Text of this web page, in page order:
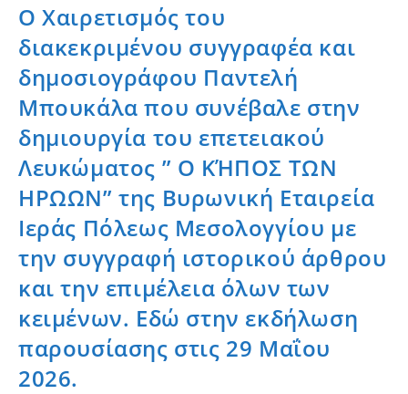
Ο Χαιρετισμός του
διακεκριμένου συγγραφέα και
δημοσιογράφου Παντελή
Μπουκάλα που συνέβαλε στην
δημιουργία του επετειακού
Λευκώματος ” Ο ΚΉΠΟΣ ΤΩΝ
ΗΡΩΩΝ” της Βυρωνική Εταιρεία
Ιεράς Πόλεως Μεσολογγίου με
την συγγραφή ιστορικού άρθρου
και την επιμέλεια όλων των
κειμένων. Εδώ στην εκδήλωση
παρουσίασης στις 29 Μαΐου
2026.